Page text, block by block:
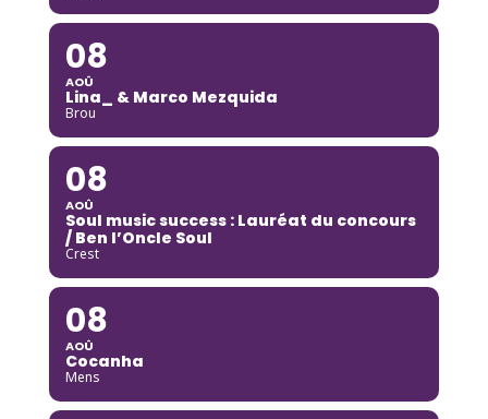
08
AOÛ
Lina_ & Marco Mezquida
Brou
08
AOÛ
Soul music success : Lauréat du concours
/ Ben l’Oncle Soul
Crest
08
AOÛ
Cocanha
Mens